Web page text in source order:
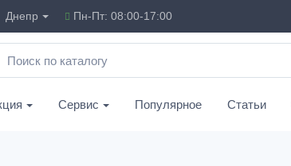
Днепр Пн-Пт: 08:00-17:00
Сервис Популярное Статьи